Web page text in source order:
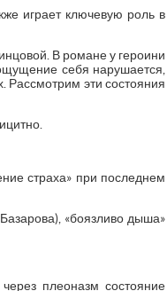
играет ключевую роль в
В романе у героини
себя нарушается,
Рассмотрим эти состояния
страха» при последнем
«боязливо дыша»
плеоназм состояние